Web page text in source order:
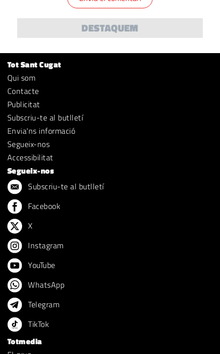
DESTAQUEM
Tot Sant Cugat
Qui som
Contacte
Publicitat
Subscriu-te al butlletí
Envia'ns informació
Segueix-nos
Accessibilitat
Segueix-nos
Subscriu-te al butlletí
Facebook
X
Instagram
YouTube
WhatsApp
Telegram
TikTok
Totmedia